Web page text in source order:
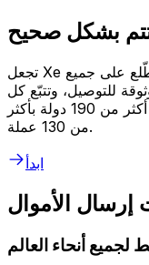
تتم بشكل صحيح
تجعل Xe التحويلات المالية الدولية سهلة وبسيطة. اطّلع على جميع
للتوصيل، وتتبّع كل
عملية نقل في الوقت الفعلي. أرسل إلى أكثر من 190 دولة بأكثر
من 130 عملة.
ابدأ
إرسال الأموال
لجميع أنحاء العالم